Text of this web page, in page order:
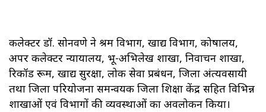
कलेक्टर डॉ. सोनवणे ने श्रम विभाग, खाद्य विभाग, कोषालय,
अपर कलेक्टर न्यायालय, भू-अभिलेख शाखा, निर्वाचन शाखा,
रिकॉर्ड रूम, खाद्य सुरक्षा, लोक सेवा प्रबंधन, जिला अंत्यवसायी
तथा जिला परियोजना समन्वयक जिला शिक्षा केंद्र सहित विभिन्न
शाखाओं एवं विभागों की व्यवस्थाओं का अवलोकन किया।